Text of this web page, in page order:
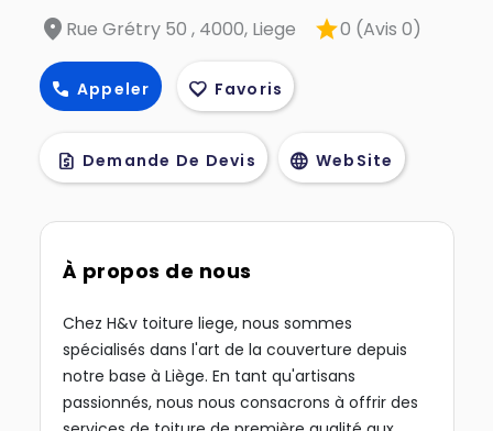
location_on Rue Grétry 50 , 4000, Liege star0 (Avis 0)
call Appeler favorite Favoris
request_quote Demande De Devis language WebSite
À propos de nous
Chez H&v toiture liege, nous sommes
spécialisés dans l'art de la couverture depuis
notre base à Liège. En tant qu'artisans
passionnés, nous nous consacrons à offrir des